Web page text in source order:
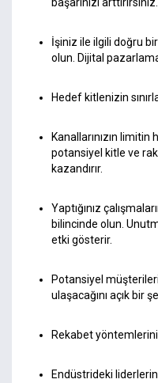
İşiniz ile ilgili doğru
olun. Dijital
Hedef kitlenizin
Kanallarınızın limitin
potansiyel kitle ve
kazandırır.
Yaptığınız
bilincinde olun.
etki gösterir.
Potansiyel
ulaşacağını açık bir
Rekabet
Endüstrideki